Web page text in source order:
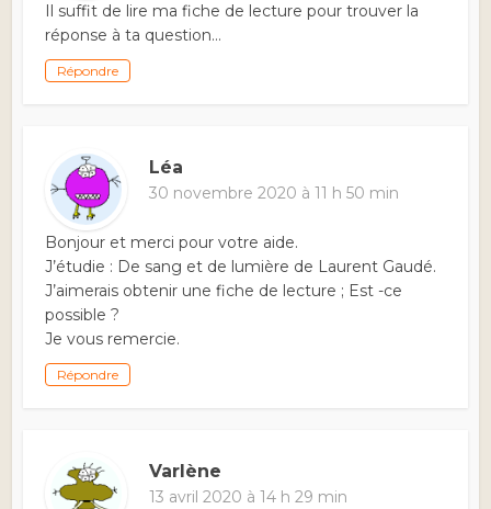
Il suffit de lire ma fiche de lecture pour trouver la
réponse à ta question…
Répondre
Léa
30 novembre 2020 à 11 h 50 min
Bonjour et merci pour votre aide.
J’étudie : De sang et de lumière de Laurent Gaudé.
J’aimerais obtenir une fiche de lecture ; Est -ce
possible ?
Je vous remercie.
Répondre
Varlène
13 avril 2020 à 14 h 29 min